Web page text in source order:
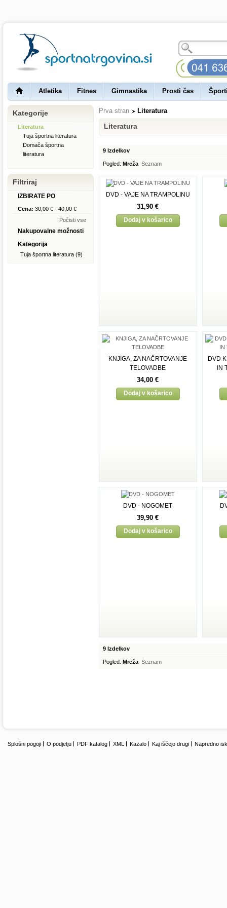
Atletika Fitnes Gimnastika Prosti čas
Kategorije
Literatura
Tuja športna literatura
Domača športna
literatura
Filtriraj
IZBIRATE PO
Cena: 30,00 € - 40,00 €
Počisti vse
Nakupovalne možnosti
Kategorija
Tuja športna literatura (9)
Prva stran Literatura
Literatura
9 Izdelkov
Pogled: Mreža Seznam
DVD - VAJE NA TRAMPOLINU
31,90 €
Dodaj v košarico
KNJIGA, ZA NAČRTOVANJE
TELOVADBE
34,00 €
Dodaj v košarico
DVD
IN
DVD - NOGOMET
39,90 €
Dodaj v košarico
9 Izdelkov
Pogled: Mreža Seznam
Splošni pogoji O podjetju PDF katalog XML Kazalo Kaj iščejo drugi Napredno